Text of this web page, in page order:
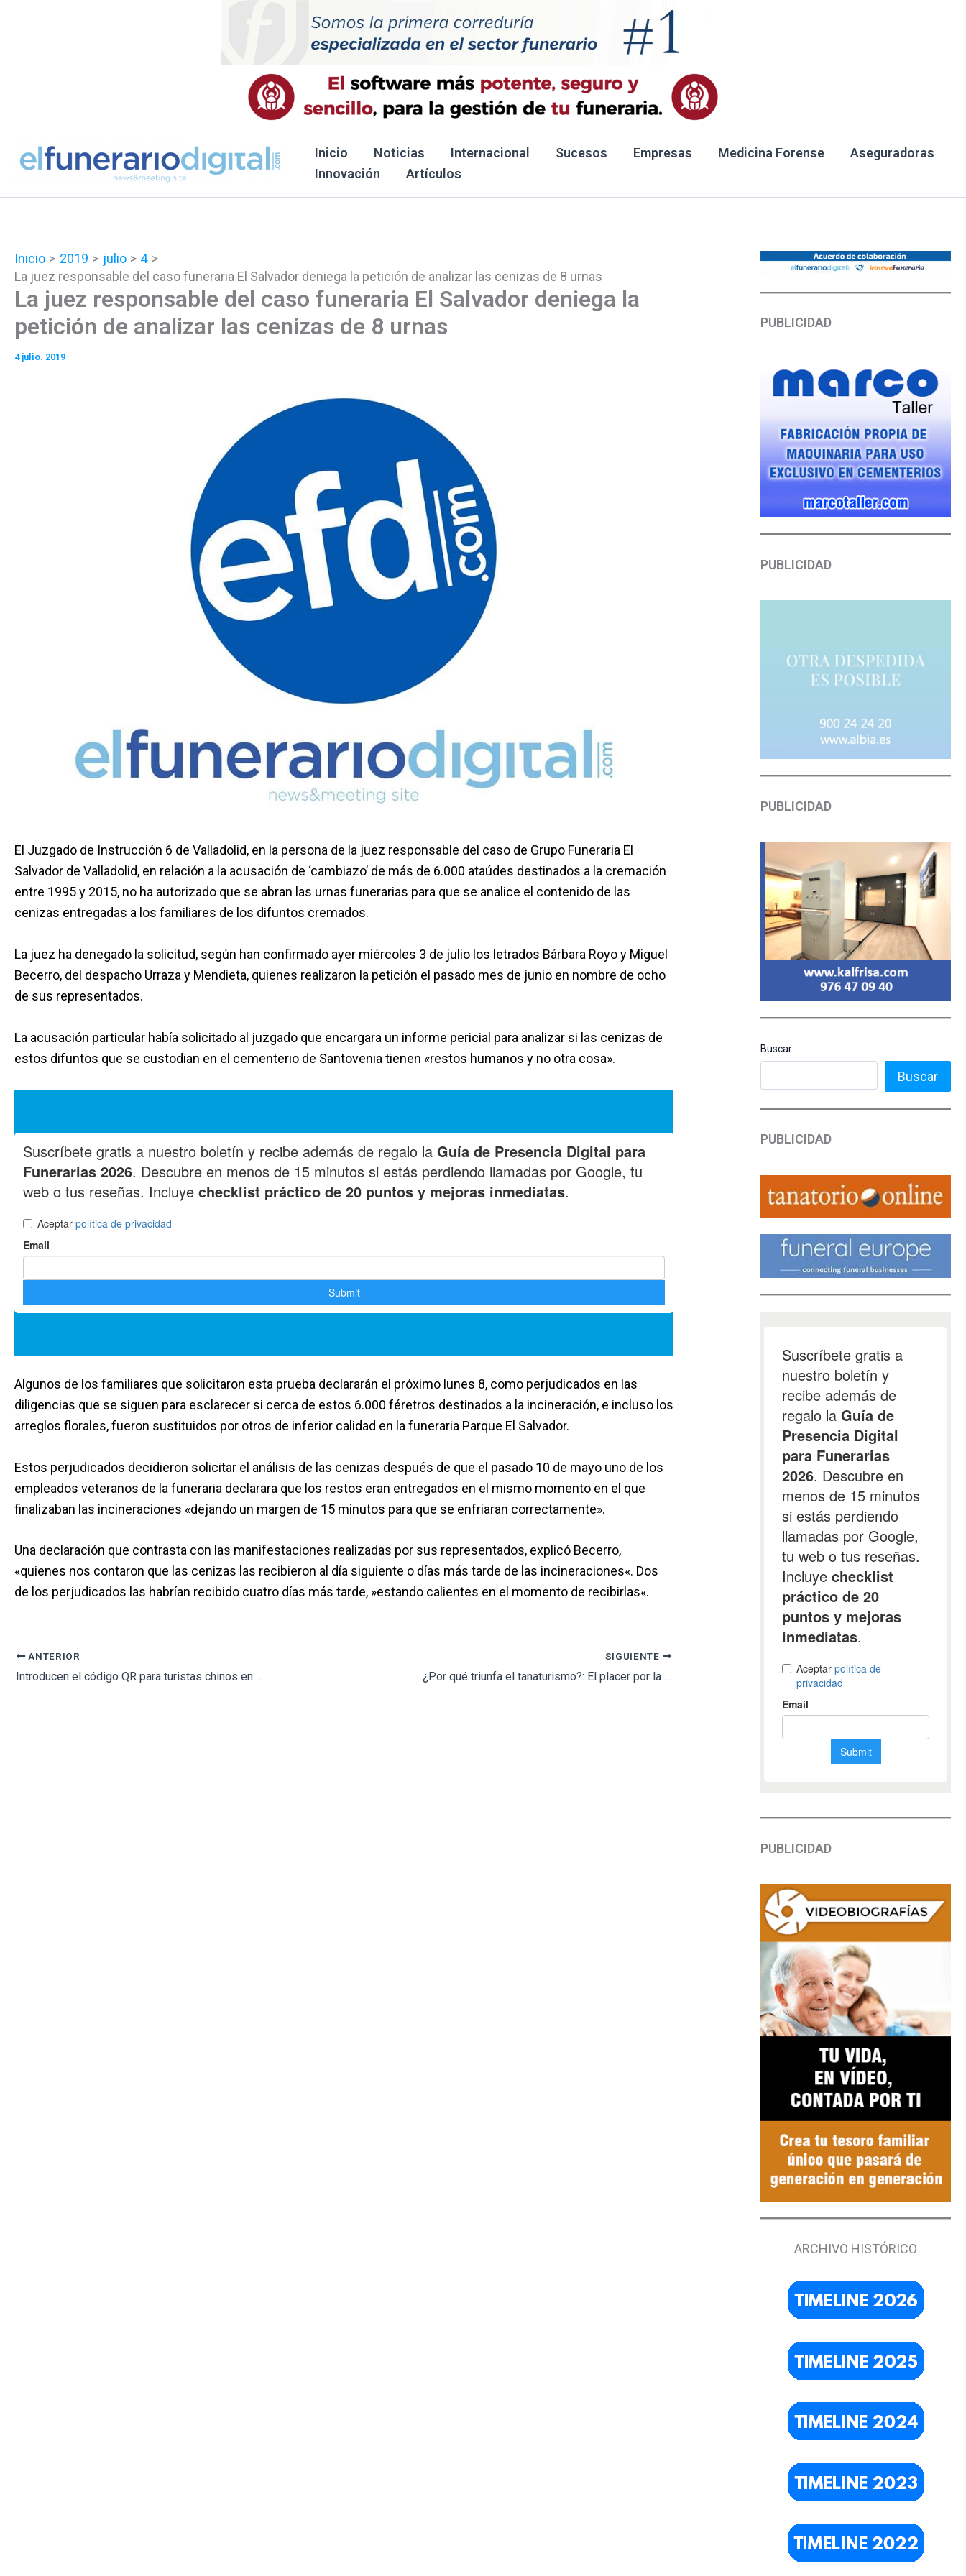
Inicio Noticias Internacional Sucesos Empresas Medicina Forense
Aseguradoras
Innovación
Artículos
Inicio 2019 julio
4
La juez responsable del caso funeraria El Salvador deniega la petición de analizar las cenizas de 8 urnas
La juez responsable del caso funeraria El Salvador deniega la
petición de analizar las cenizas de 8 urnas
4 julio. 2019
El Juzgado de Instrucción 6 de Valladolid, en la persona de la juez responsable del caso de Grupo Funeraria El
Salvador de Valladolid, en relación a la acusación de ‘cambiazo’ de más de 6.000 ataúdes destinados a la cremación
entre 1995 y 2015, no ha autorizado que se abran las urnas funerarias para que se analice el contenido de las
cenizas entregadas a los familiares de los difuntos cremados.
La juez ha denegado la solicitud, según han confirmado ayer miércoles 3 de julio los letrados Bárbara Royo y Miguel
Becerro, del despacho Urraza y Mendieta, quienes realizaron la petición el pasado mes de junio en nombre de ocho
de sus representados.
La acusación particular había solicitado al juzgado que encargara un informe pericial para analizar si las cenizas de
estos difuntos que se custodian en el cementerio de Santovenia tienen «restos humanos y no otra cosa».
Algunos de los familiares que solicitaron esta prueba declararán el próximo lunes 8, como perjudicados en las
diligencias que se siguen para esclarecer si cerca de estos 6.000 féretros destinados a la incineración, e incluso los
arreglos florales, fueron sustituidos por otros de inferior calidad en la funeraria Parque El Salvador.
Estos perjudicados decidieron solicitar el análisis de las cenizas después de que el pasado 10 de mayo uno de los
empleados veteranos de la funeraria declarara que los restos eran entregados en el mismo momento en el que
finalizaban las incineraciones «dejando un margen de 15 minutos para que se enfriaran correctamente».
Una declaración que contrasta con las manifestaciones realizadas por sus representados, explicó Becerro,
«quienes nos contaron que las cenizas las recibieron al día siguiente o días más tarde de las incineraciones«. Dos
de los perjudicados las habrían recibido cuatro días más tarde, »estando calientes en el momento de recibirlas«.
ANTERIOR
Introducen el código QR para turistas chinos en la tumba de Karl Marx en el cementerio de Highgate
SIGUIENTE
¿Por qué triunfa el tanaturismo?: El placer por la muerte y tragedia eleva las cifras de este tipo de viajes
PUBLICIDAD
PUBLICIDAD
PUBLICIDAD
Buscar
Buscar
PUBLICIDAD
PUBLICIDAD
ARCHIVO HISTÓRICO